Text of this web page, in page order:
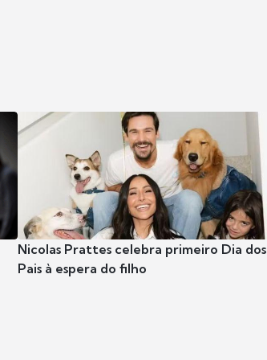
Nicolas Prattes celebra primeiro Dia dos
Pais à espera do filho